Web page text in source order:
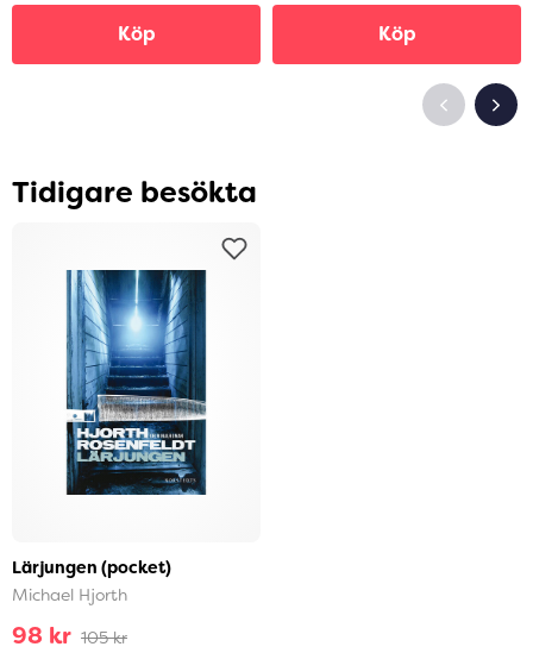
Köp Köp
Tidigare besökta
Lärjungen (pocket)
Michael Hjorth
98 kr 105 kr